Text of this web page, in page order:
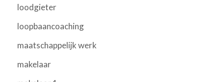
loodgieter
loopbaancoaching
maatschappelijk werk
makelaar